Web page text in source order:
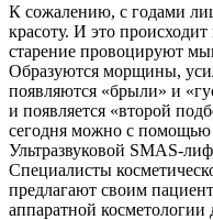
К сожалению, с годами
красоту. И это
старение провоцируют
Образуются морщины,
появляются «брыли» и
и появляется «второй
сегодня можно с
Ультразвуковой SMAS-
Специалисты
предлагают своим
аппаратной косметологии